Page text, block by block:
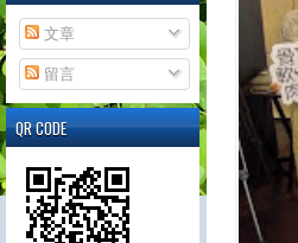
文章
留言
QR CODE